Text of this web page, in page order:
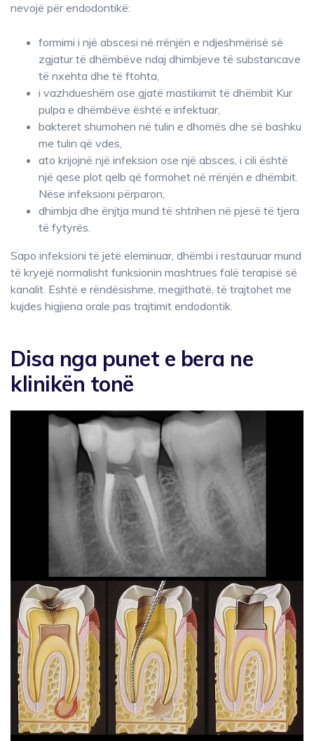
nevojë për endodontikë:
formimi i një abscesi në rrënjën e ndjeshmërisë së
zgjatur të dhëmbëve ndaj dhimbjeve të substancave
të nxehta dhe të ftohta,
i vazhdueshëm ose gjatë mastikimit të dhëmbit Kur
pulpa e dhëmbëve është e infektuar,
bakteret shumohen në tulin e dhomës dhe së bashku
me tulin që vdes,
ato krijojnë një infeksion ose një absces, i cili është
një qese plot qelb që formohet në rrënjën e dhëmbit.
Nëse infeksioni përparon,
dhimbja dhe ënjtja mund të shtrihen në pjesë të tjera
të fytyrës.
Sapo infeksioni të jetë eleminuar, dhëmbi i restauruar mund
të kryejë normalisht funksionin mashtrues falë terapisë së
kanalit. Eshtë e rëndësishme, megjithatë, të trajtohet me
kujdes higjiena orale pas trajtimit endodontik.
Disa nga punet e bera ne
klinikën tonë